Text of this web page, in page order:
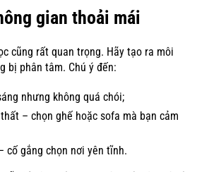
gian thoải mái
cũng rất quan trọng. Hãy tạo ra môi
bị phân tâm. Chú ý đến:
nhưng không quá chói;
– chọn ghế hoặc sofa mà bạn cảm
cố gắng chọn nơi yên tĩnh.